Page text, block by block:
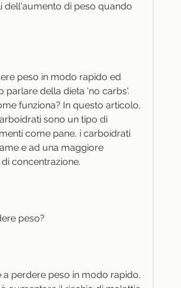
dell'aumento di peso quando
peso in modo rapido ed
parlare della dieta 'no carbs'.
funziona? In questo articolo,
sono un tipo di
come pane, i carboidrati
e ad una maggiore
concentrazione.
peso?
perdere peso in modo rapido,